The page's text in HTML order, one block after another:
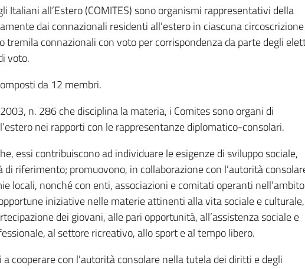
Italiani all’Estero (COMITES) sono organismi rappresentativi della
dai connazionali residenti all’estero in ciascuna circoscrizione
tremila connazionali con voto per corrispondenza da parte degli
voto.
da 12 membri.
n. 286 che disciplina la materia, i Comites sono organi di
nei rapporti con le rappresentanze diplomatico-consolari.
essi contribuiscono ad individuare le esigenze di sviluppo sociale,
riferimento; promuovono, in collaborazione con l’autorità
locali, nonché con enti, associazioni e comitati operanti nell’ambito
iniziative nelle materie attinenti alla vita sociale e culturale,
dei giovani, alle pari opportunità, all’assistenza sociale e
al settore ricreativo, allo sport e al tempo libero.
cooperare con l’autorità consolare nella tutela dei diritti e degli